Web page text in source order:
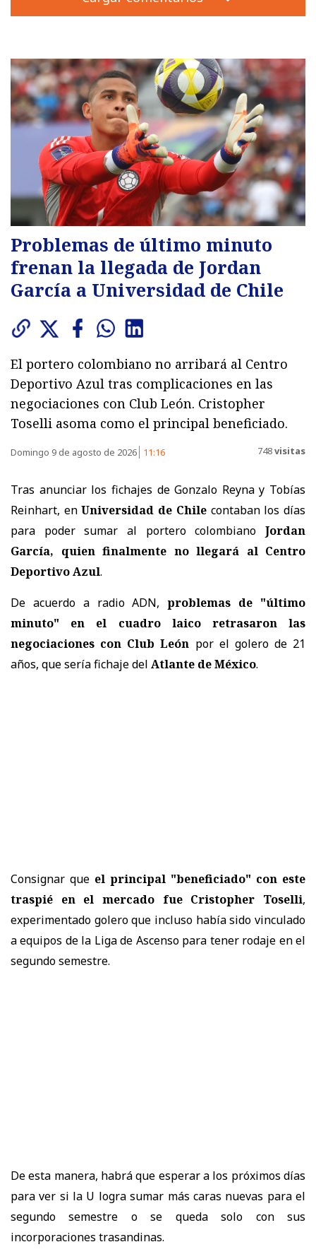
Problemas de último minuto
frenan la llegada de Jordan
García a Universidad de Chile
El portero colombiano no arribará al Centro
Deportivo Azul tras complicaciones en las
negociaciones con Club León. Cristopher
Toselli asoma como el principal beneficiado.
Domingo 9 de agosto de 2026 11:16 748visitas
Tras anunciar los fichajes de Gonzalo Reyna y Tobías
Reinhart, enUniversidad de Chilecontaban los días
para poder sumar al portero colombiano Jordan
García, quien finalmente no llegará al Centro
Deportivo Azul.
De acuerdo a radio ADN,problemas de "último
minuto" en el cuadro laico retrasaron las
negociaciones con Club León por el golero de 21
años, que sería fichaje del Atlante de México.
Consignar que el principal "beneficiado" con este
traspié en el mercado fue Cristopher Toselli,
experimentado golero que incluso había sido vinculado
a equipos de la Liga de Ascenso para tener rodaje en el
segundo semestre.
De esta manera, habrá que esperar a los próximos días
para ver si la U logra sumar más caras nuevas para el
segundo semestre o se queda solo con sus
incorporaciones trasandinas.